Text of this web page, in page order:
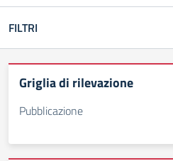
FILTRI
Griglia di rilevazione
Pubblicazione